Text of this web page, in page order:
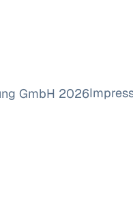
GmbH 2026